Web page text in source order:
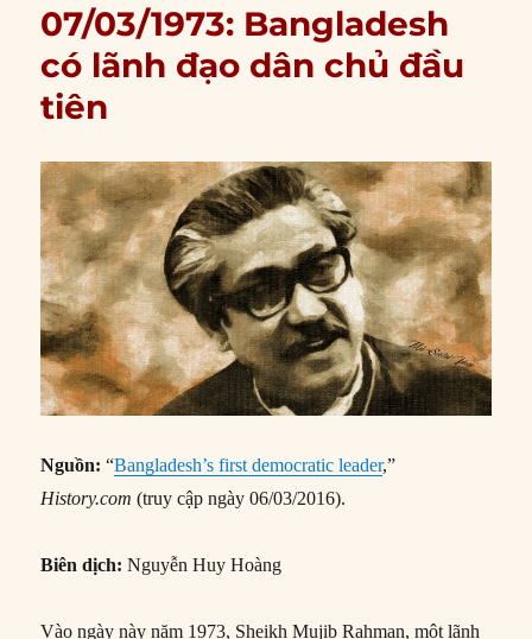
07/03/1973: Bangladesh
có lãnh đạo dân chủ đầu
tiên
Nguồn: “Bangladesh’s first democratic leader,”
History.com (truy cập ngày 06/03/2016).
Biên dịch: Nguyễn Huy Hoàng
Vào ngày này năm 1973, Sheikh Mujib Rahman, một lãnh